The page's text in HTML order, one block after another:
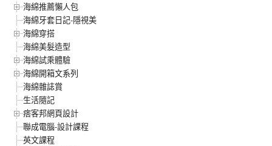
海綿推薦懶人包
海綿牙套日記-隱視美
海綿穿搭
海綿美髮造型
海綿試乘體驗
海綿開箱文系列
海綿雜誌賞
生活隨記
痞客邦網頁設計
聯成電腦-設計課程
英文課程